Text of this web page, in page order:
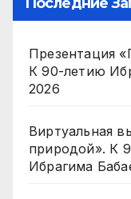
Презентация
К 90-летию
2026
Виртуальная
природой». К
Ибрагима